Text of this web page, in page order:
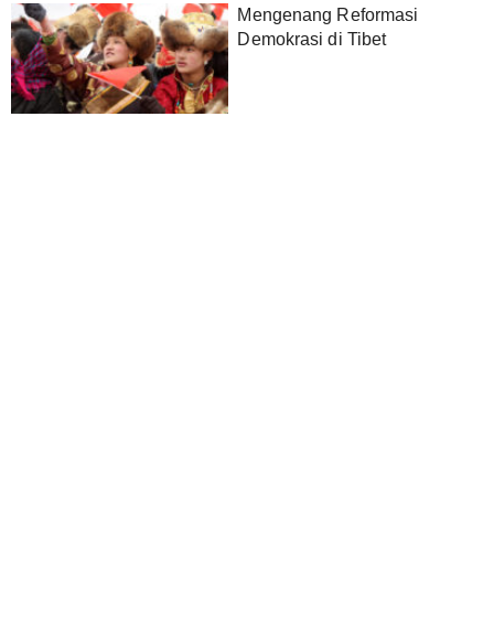
Mengenang Reformasi
Demokrasi di Tibet